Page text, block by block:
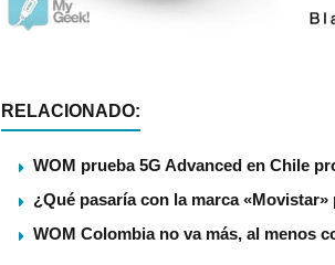
RELACIONADO:
WOM prueba 5G Advanced en Chile
¿Qué pasaría con la marca
WOM Colombia no va más, al menos